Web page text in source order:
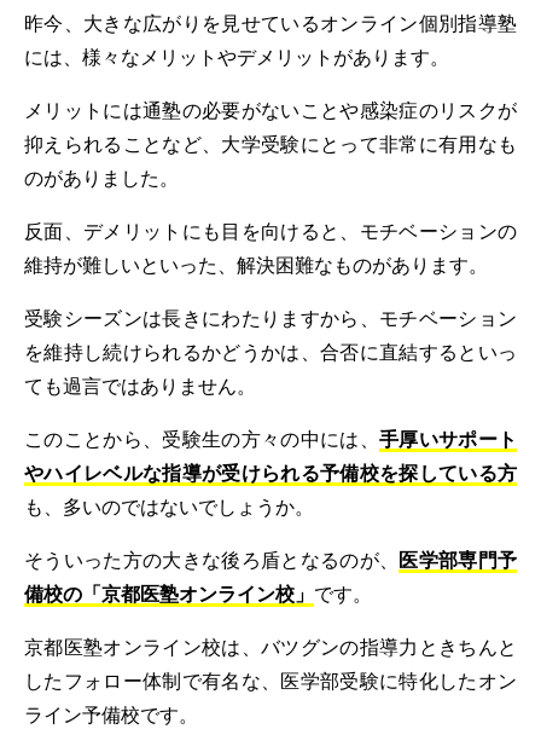
昨今、大きな広がりを見せているオンライン個別指導塾
には、様々なメリットやデメリットがあります。
メリットには通塾の必要がないことや感染症のリスクが
抑えられることなど、大学受験にとって非常に有用なも
のがありました。
反面、デメリットにも目を向けると、モチベーションの
維持が難しいといった、解決困難なものがあります。
受験シーズンは長きにわたりますから、モチベーション
を維持し続けられるかどうかは、合否に直結するといっ
ても過言ではありません。
このことから、受験生の方々の中には、 手厚いサポート
やハイレベルな指導が受けられる予備校を探している方
も、多いのではないでしょうか。
そういった方の大きな後ろ盾となるのが、 医学部専門予
備校の「京都医塾オンライン校」 です。
京都医塾オンライン校は、バツグンの指導力ときちんと
したフォロー体制で有名な、医学部受験に特化したオン
ライン予備校です。